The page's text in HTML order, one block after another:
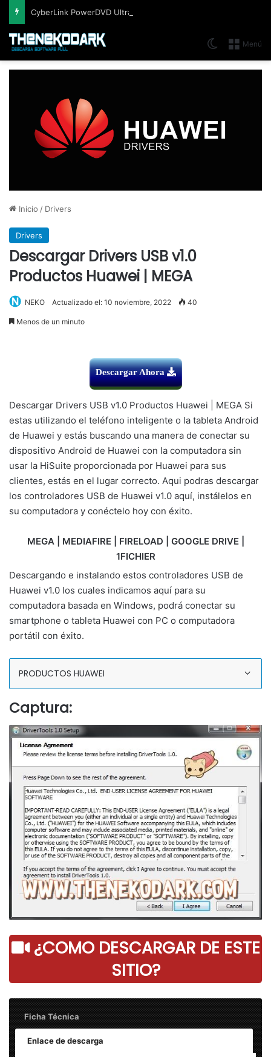
Menú
Switch skin
Inicio / Drivers
Drivers
Descargar Drivers USB v1.0
Productos Huawei | MEGA
NEKO Actualizado el: 10 noviembre, 2022 40
Menos de un minuto
Descargar Ahora
Descargar Drivers USB v1.0 Productos Huawei | MEGA Si
estas utilizando el teléfono inteligente o la tableta Android
de Huawei y estás buscando una manera de conectar su
dispositivo Android de Huawei con la computadora sin
usar la HiSuite proporcionada por Huawei para sus
clientes, estás en el lugar correcto. Aqui podras descargar
los controladores USB de Huawei v1.0 aquí, instálelos en
su computadora y conéctelo hoy con éxito.
MEGA | MEDIAFIRE | FIRELOAD | GOOGLE DRIVE |
1FICHIER
Descargando e instalando estos controladores USB de
Huawei v1.0 los cuales indicamos aquí para su
computadora basada en Windows, podrá conectar su
smartphone o tableta Huawei con PC o computadora
portátil con éxito.
PRODUCTOS HUAWEI
Captura:
¿COMO DESCARGAR DE ESTE
SITIO?
Ficha Técnica
Enlace de descarga